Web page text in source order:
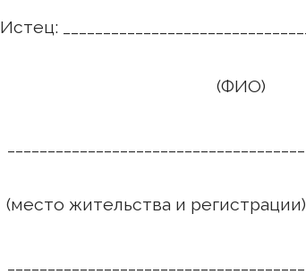
Истец: _______________________________
(ФИО)
(место жительства и регистрации)